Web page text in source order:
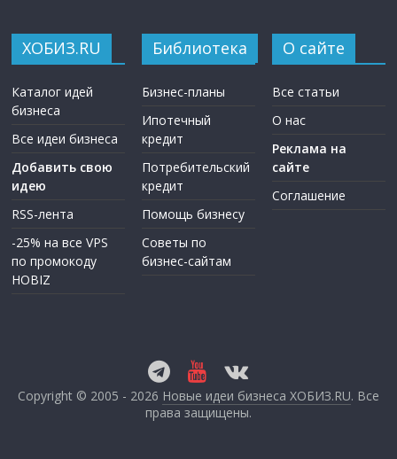
ХОБИЗ.RU
Каталог идей
бизнеса
Все идеи бизнеса
Добавить свою
идею
RSS-лента
-25% на все VPS
по промокоду
HOBIZ
Библиотека
Бизнес-планы
Ипотечный
кредит
Потребительский
кредит
Помощь бизнесу
Советы по
бизнес-сайтам
О сайте
Все статьи
О нас
Реклама на
сайте
Соглашение
Copyright © 2005 - 2026 Новые идеи бизнеса ХОБИЗ.RU. Все
права защищены.